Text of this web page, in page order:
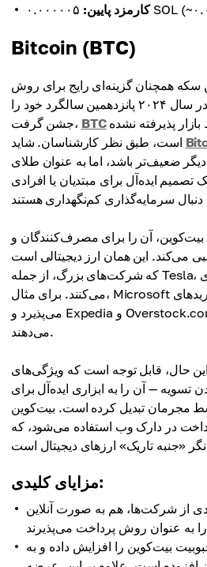
کارمزد پایین:
Bitcoin (BTC)
سکه همچنان گزینه‌ای رایج برای روش
پرداخت است. با اینکه در سال ۲۰۲۴ پانزدهمین سالگرد خود را
جشن گرفت، BTCهنوز به‌طور کامل توسط بازار پذیرفته نشده
ضعیف‌تر باشد، اما به عنوان طلای
تصمیم ایده‌آل برای مبتدیان یا افرادی
آن را برای مصرف‌کنندگان و
می‌کند. این همان ارز دیجیتالی است
که شرکت‌های بزرگ، از جمله Tesla، در آن سرمایه‌گذاری
می‌کنند. برای مثال، Microsoft بیت‌کوین را برای خریدهای Xbox
می‌پذیرد و Expedia و Overstock.com نیز همین کار را انجام
می‌دهند.
تسویه — آن را به ابزاری ایده‌آل برای
مجرمان تبدیل کرده است. بیت‌کوین
در دارک وب استفاده می‌شود، که
مزایای کلیدی:
از شرکت‌ها، هم به صورت آنلاین
بیت‌کوین را افزایش داده و به